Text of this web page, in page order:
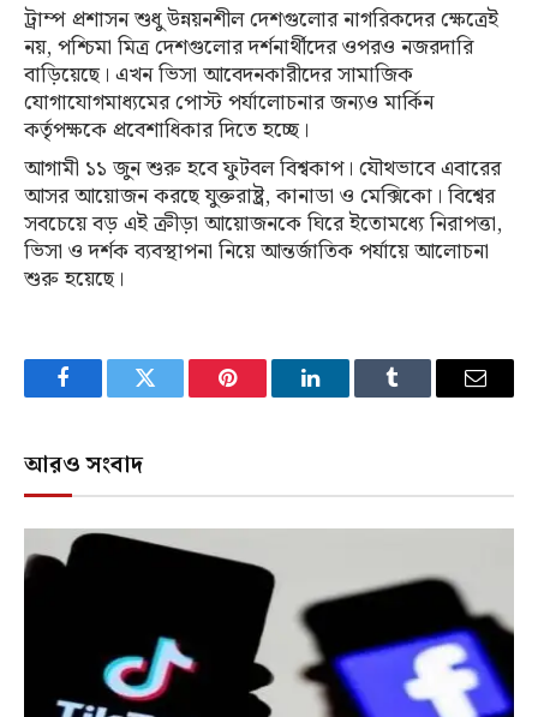
ট্রাম্প প্রশাসন শুধু উন্নয়নশীল দেশগুলোর নাগরিকদের ক্ষেত্রেই
নয়, পশ্চিমা মিত্র দেশগুলোর দর্শনার্থীদের ওপরও নজরদারি
বাড়িয়েছে। এখন ভিসা আবেদনকারীদের সামাজিক
যোগাযোগমাধ্যমের পোস্ট পর্যালোচনার জন্যও মার্কিন
কর্তৃপক্ষকে প্রবেশাধিকার দিতে হচ্ছে।
আগামী ১১ জুন শুরু হবে ফুটবল বিশ্বকাপ। যৌথভাবে এবারের
আসর আয়োজন করছে যুক্তরাষ্ট্র, কানাডা ও মেক্সিকো। বিশ্বের
সবচেয়ে বড় এই ক্রীড়া আয়োজনকে ঘিরে ইতোমধ্যে নিরাপত্তা,
ভিসা ও দর্শক ব্যবস্থাপনা নিয়ে আন্তর্জাতিক পর্যায়ে আলোচনা
শুরু হয়েছে।
FacebookTwitter Pinterest LinkedInTumblr Email
আরও সংবাদ